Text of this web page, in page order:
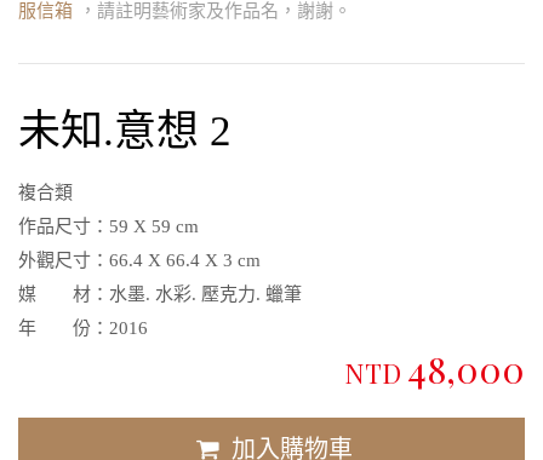
服信箱
，請註明藝術家及作品名，謝謝。
未知.意想 2
複合類
作品尺寸： 59 X 59 cm
外觀尺寸： 66.4 X 66.4 X 3 cm
媒 材： 水墨. 水彩. 壓克力. 蠟筆
年 份： 2016
NTD 48,000
加入購物車